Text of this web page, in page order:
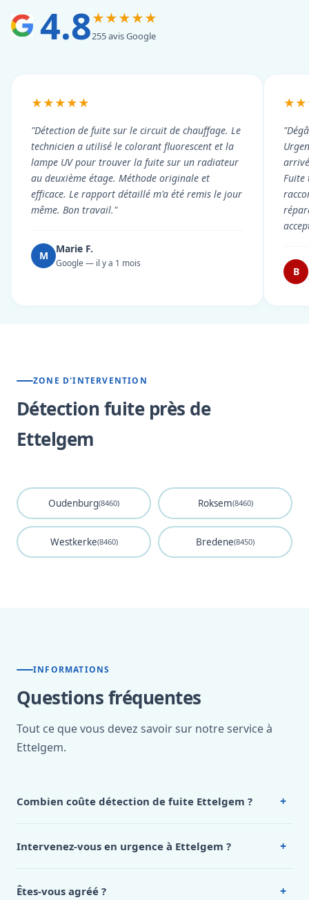
4.8★★★★★
255 avis Google
★★★★★
"Détection de fuite sur le circuit de chauffage. Le
technicien a utilisé le colorant fluorescent et la
lampe UV pour trouver la fuite sur un radiateur
au deuxième étage. Méthode originale et
efficace. Le rapport détaillé m'a été remis le jour
même. Bon travail."
M
Marie F.
Google — il y a 1 mois
Fuite
B
ZONE D'INTERVENTION
Détection fuite près de
Ettelgem
Oudenburg(8460) Roksem(8460)
Westkerke(8460) Bredene(8450)
INFORMATIONS
Questions fréquentes
Tout ce que vous devez savoir sur notre service à
Ettelgem.
Combien coûte détection de fuite Ettelgem ? +
Ettelgem, appelez le 0472 53 24 26.
Intervenez-vous en urgence à Ettelgem ? +
Êtes-vous agréé ? +